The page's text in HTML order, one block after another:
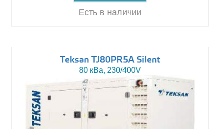
Есть в наличии
Teksan TJ80PR5A Silent
80 кВа, 230/400V